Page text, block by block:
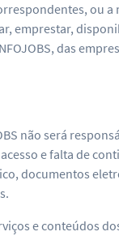
ou a
emprestar,
das
não será
e falta de
documentos
e conteúdos